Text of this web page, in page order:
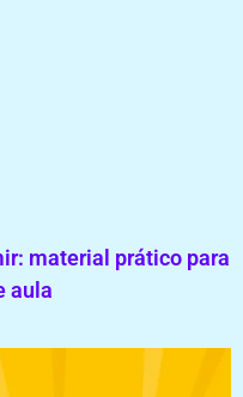
material prático para
aula